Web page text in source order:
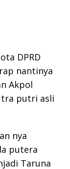
DPRD
nantinya
Akpol
putri asli
nya
putera
Taruna